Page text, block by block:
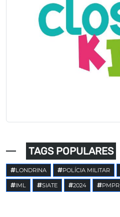
TAGS POPULARES
LONDRINA POLÍCIA MILITAR
IML SIATE 2024 PMPR